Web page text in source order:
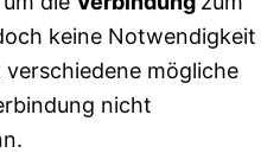
keine Notwendigkeit
mögliche
nicht